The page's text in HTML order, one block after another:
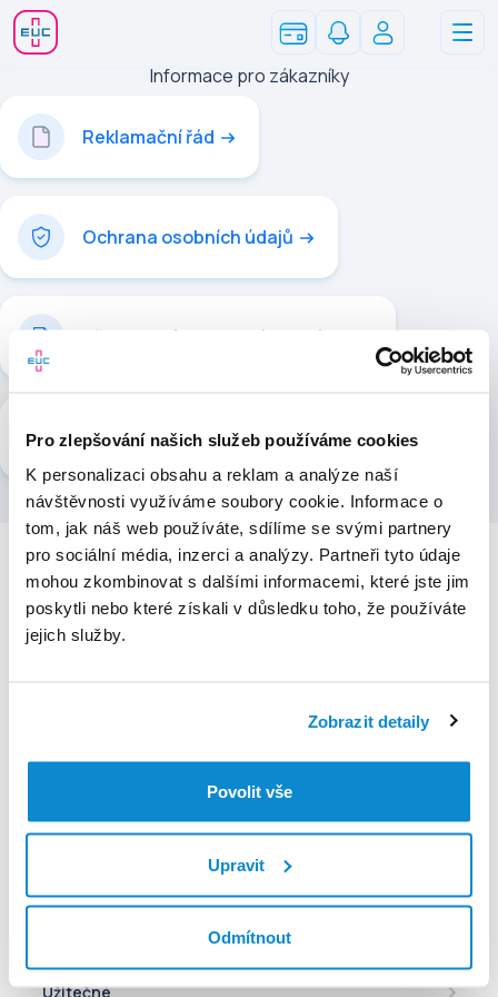
Pro zlepšování našich služeb používáme cookies
K personalizaci obsahu a reklam a analýze naší
návštěvnosti využíváme soubory cookie. Informace o
tom, jak náš web používáte, sdílíme se svými partnery
pro sociální média, inzerci a analýzy. Partneři tyto údaje
mohou zkombinovat s dalšími informacemi, které jste jim
poskytli nebo které získali v důsledku toho, že používáte
jejich služby.
Zobrazit detaily
Povolit vše
Upravit
Odmítnout
Informace pro zákazníky
Reklamační řád
Ochrana osobních údajů
Všeobecné obchodní podmínky
Zpřístupnění zdravotních záznamů
Děkujeme, že se svěřujete do naší péče
moje@euc.cznebo zavolejte na telefonní
Zdravotnickou záchrannou službu na
telefonním čísle 155
eRecept
Užitečné